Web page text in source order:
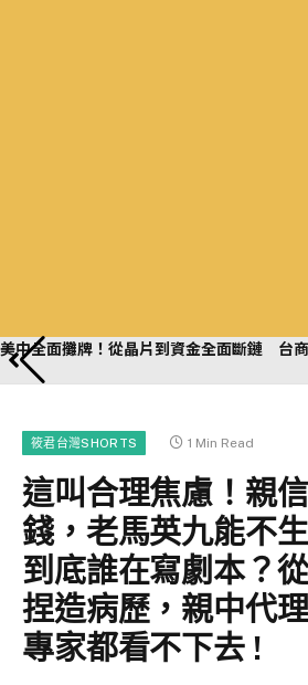
美中全面攤牌！從晶片到資金全面斷鏈 台
筱君台灣SHORTS 1 Min Read
這叫合理焦慮！親
錢，老馬英九能不
到底誰在寫劇本？
捏造病歷，親中代
專家都看不下去 !